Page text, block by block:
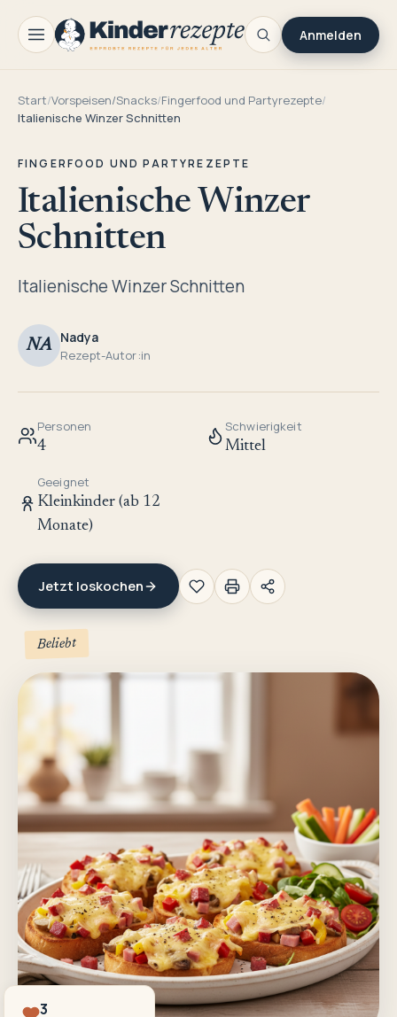
Anmelden
Start/Vorspeisen/Snacks/Fingerfood und Partyrezepte/
Italienische Winzer Schnitten
FINGERFOOD UND PARTYREZEPTE
Italienische Winzer
Schnitten
Italienische Winzer Schnitten
NA Nadya
Rezept-Autor:in
Personen
4
Schwierigkeit
Mittel
Geeignet
Kleinkinder (ab 12
Monate)
Jetzt loskochen
Beliebt
3